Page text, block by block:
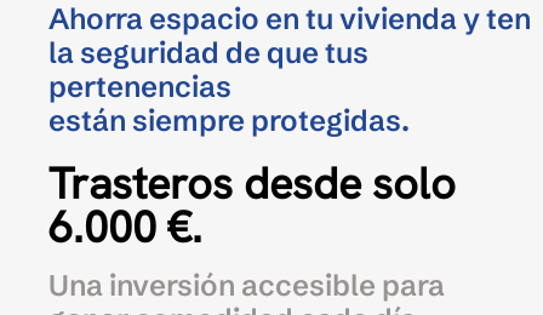
Ahorra espacio en tu vivienda y ten
la seguridad de que tus
pertenencias
están siempre protegidas.
Trasteros desde solo
6.000 €.
Una inversión accesible para